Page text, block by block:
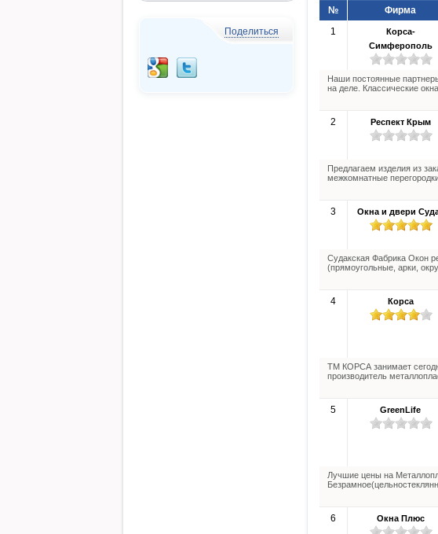
Поделиться
№ Фирма
1
Корса-
Симферополь
Наши постоянные
на деле. Классические
2 Респект Крым
Предлагаем изделия из
межкомнатные
3 Окна и двери
Судакская Фабрика Окон
(прямоугольные, арки,
4 Корса
ТМ КОРСА занимает
производитель
5 GreenLife
Лучшие цены на
6 Окна Плюс